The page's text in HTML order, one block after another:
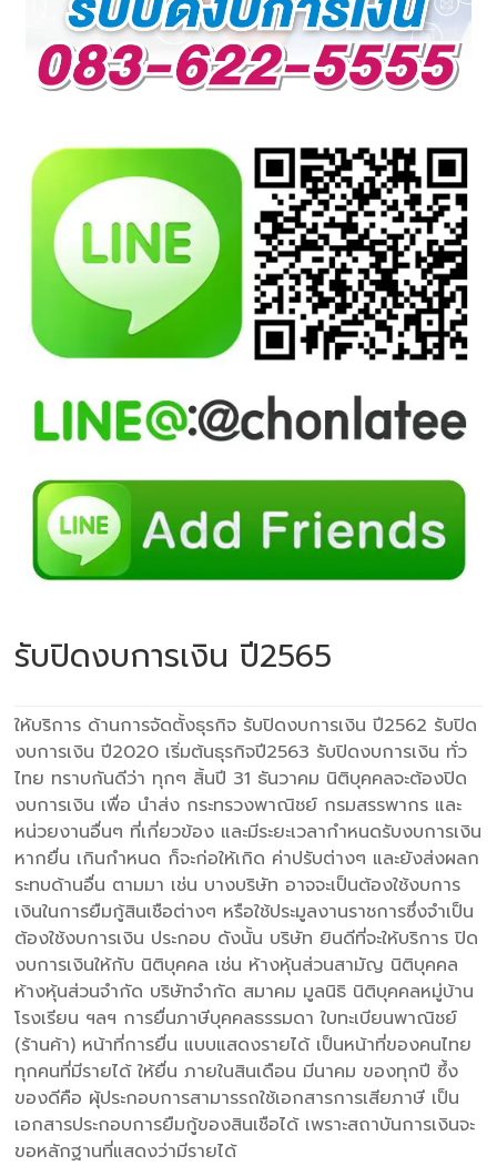
รับปิดงบการเงิน ปี2565
ให้บริการ ด้านการจัดตั้งธุรกิจ รับปิดงบการเงิน ปี2562 รับปิด
งบการเงิน ปี2020 เริ่มต้นธุรกิจปี2563 รับปิดงบการเงิน ทั่ว
ไทย ทราบกันดีว่า ทุกๆ สิ้นปี 31 ธันวาคม นิติบุคคลจะต้องปิด
งบการเงิน เพื่อ นำส่ง กระทรวงพาณิชย์ กรมสรรพากร และ
หน่วยงานอื่นๆ ที่เกี่ยวข้อง และมีระยะเวลากำหนดรับงบการเงิน
หากยื่น เกินกำหนด ก็จะก่อให้เกิด ค่าปรับต่างๆ และยังส่งผลก
ระทบด้านอื่น ตามมา เช่น บางบริษัท อาจจะเป็นต้องใช้งบการ
เงินในการยืมกู้สินเชือต่างๆ หรือใช้ประมูลงานราชการซึ่งจำเป็น
ต้องใช้งบการเงิน ประกอบ ดังนั้น บริษัท ยินดีที่จะให้บริการ ปิด
งบการเงินให้กับ นิติบุคคล เช่น ห้างหุ้นส่วนสามัญ นิติบุคคล
ห้างหุ้นส่วนจำกัด บริษัทจำกัด สมาคม มูลนิธิ นิติบุคคลหมู่บ้าน
โรงเรียน ฯลฯ การยื่นภาษีบุคคลธรรมดา ใบทะเบียนพาณิชย์
(ร้านค้า) หน้าที่การยื่น แบบแสดงรายได้ เป็นหน้าที่ของคนไทย
ทุกคนที่มีรายได้ ให้ยื่น ภายในสินเดือน มีนาคม ของทุกปี ซึ้ง
ของดีคือ ผุ้ประกอบการสามารรถใช้เอกสารการเสียภาษี เป็น
เอกสารประกอบการยืมกู้ของสินเชือได้ เพราะสถาบันการเงินจะ
ขอหลักฐานที่แสดงว่ามีรายได้